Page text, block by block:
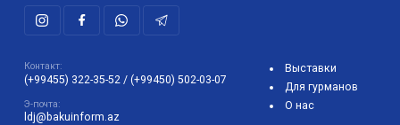
Контакт:
(+99455) 322-35-52 / (+99450) 502-03-07
Э-почта:
ldj@bakuinform.az
Выставки
Для гурманов
О нас